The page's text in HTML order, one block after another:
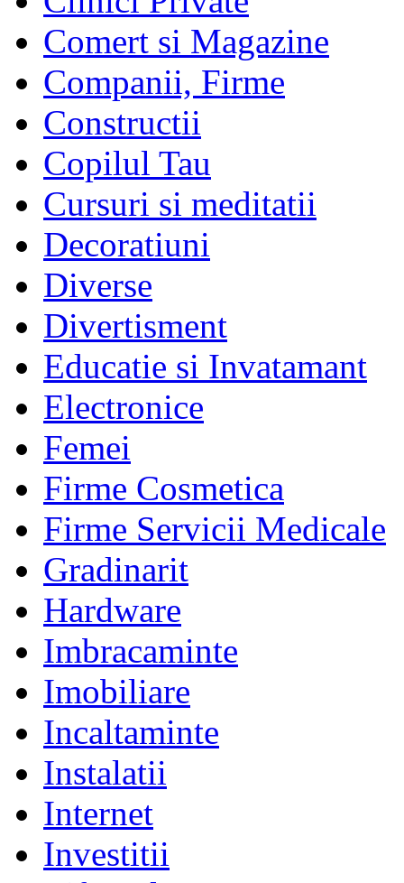
Comert si Magazine
Companii, Firme
Constructii
Copilul Tau
Cursuri si meditatii
Decoratiuni
Diverse
Divertisment
Educatie si Invatamant
Electronice
Femei
Firme Cosmetica
Firme Servicii Medicale
Gradinarit
Hardware
Imbracaminte
Imobiliare
Incaltaminte
Instalatii
Internet
Investitii